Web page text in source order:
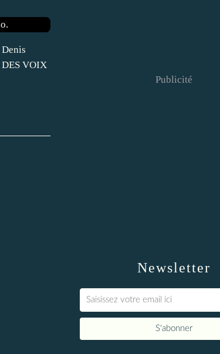
DES VOIX
Newsletter
Publicité